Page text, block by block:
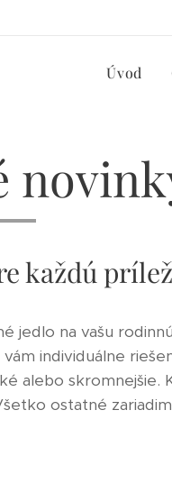
Úvod
každú
jedlo na vašu
individuálne
alebo
ostatné